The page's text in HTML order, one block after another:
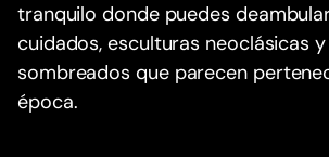
tranquilo donde puedes
cuidados, esculturas neoclásicas
sombreados que parecen
época.